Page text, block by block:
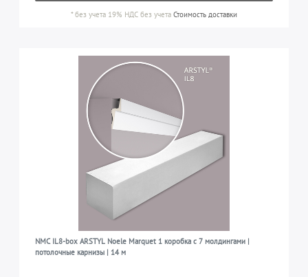
*без учета 19% НДС без учета Стоимость доставки
NMC IL8-box ARSTYL Noele Marquet 1 коробка с 7 молдингами |
потолочные карнизы | 14 м